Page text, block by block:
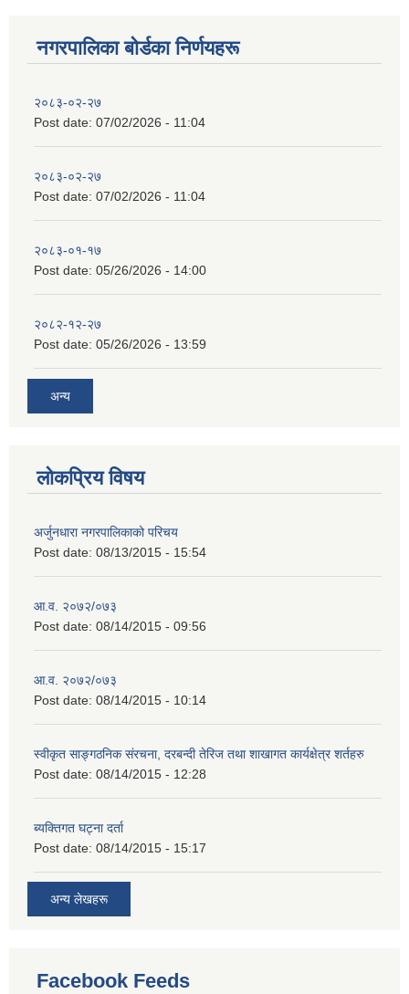
नगरपालिका बाेर्डका निर्णयहरू
२०८३-०२-२७
Post date: 07/02/2026 - 11:04
२०८३-०२-२७
Post date: 07/02/2026 - 11:04
२०८३-०१-१७
Post date: 05/26/2026 - 14:00
२०८२-१२-२७
Post date: 05/26/2026 - 13:59
अन्य
लोकप्रिय विषय
अर्जुनधारा नगरपालिकाको परिचय
Post date: 08/13/2015 - 15:54
आ.व. २०७२/०७३
Post date: 08/14/2015 - 09:56
आ.व. २०७२/०७३
Post date: 08/14/2015 - 10:14
स्वीकृत साङ्गठनिक संरचना, दरबन्दी तेरिज तथा शाखागत कार्यक्षेत्र शर्तहरु
Post date: 08/14/2015 - 12:28
ब्यक्तिगत घट्ना दर्ता
Post date: 08/14/2015 - 15:17
अन्य लेखहरू
Facebook Feeds